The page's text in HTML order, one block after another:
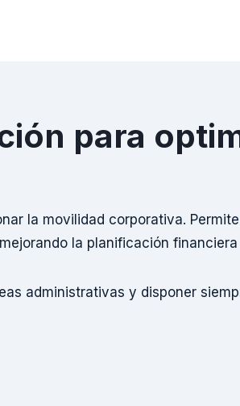
para
la movilidad corporativa.
la planificación financiera
administrativas y disponer